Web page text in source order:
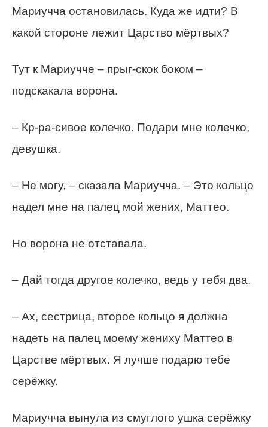
Мариучча остановилась. Куда же идти? В
какой стороне лежит Царство мёртвых?
Тут к Мариучче – прыг-скок боком –
подскакала ворона.
– Кр-ра-сивое колечко. Подари мне колечко,
девушка.
– Не могу, – сказала Мариучча. – Это кольцо
надел мне на палец мой жених, Маттео.
Но ворона не отставала.
– Дай тогда другое колечко, ведь у тебя два.
– Ах, сестрица, второе кольцо я должна
надеть на палец моему жениху Маттео в
Царстве мёртвых. Я лучше подарю тебе
серёжку.
Мариучча вынула из смуглого ушка серёжку